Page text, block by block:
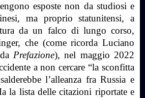
esposte non da studiosi e
ma proprio statunitensi, a
da un falco di lungo corso,
che (come ricorda Luciano
Prefazione), nel maggio 2022
a non cercare “la sconfitta
l’alleanza fra Russia e
la lista delle citazioni riportate e